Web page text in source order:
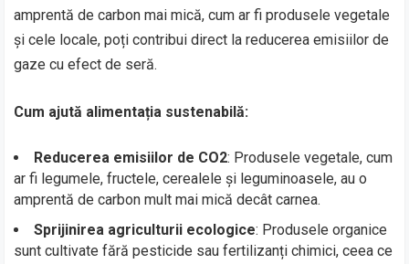
amprentă de carbon mai mică, cum ar fi produsele vegetale
și cele locale, poți contribui direct la reducerea emisiilor de
gaze cu efect de seră.
Cum ajută alimentația sustenabilă:
Reducerea emisiilor de CO2: Produsele vegetale, cum
ar fi legumele, fructele, cerealele și leguminoasele, au o
amprentă de carbon mult mai mică decât carnea.
Sprijinirea agriculturii ecologice: Produsele organice
sunt cultivate fără pesticide sau fertilizanți chimici, ceea ce